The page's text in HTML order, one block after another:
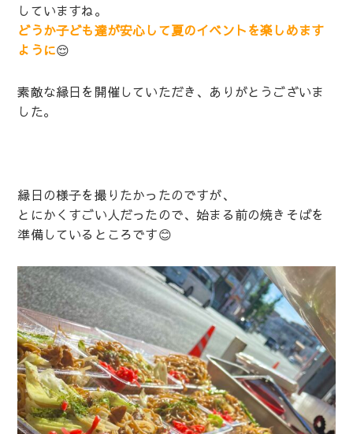
していますね。
どうか子ども達が安心して夏のイベントを楽しめます
ように😌
素敵な縁日を開催していただき、ありがとうございま
した。
縁日の様子を撮りたかったのですが、
とにかくすごい人だったので、始まる前の焼きそばを
準備しているところです😊